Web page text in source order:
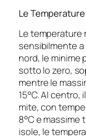
Le
Le temperature
sensibilmente
nord, le minime
sotto lo zero,
mentre le
15°C. Al
mite, con
8°C e massime
isole, le